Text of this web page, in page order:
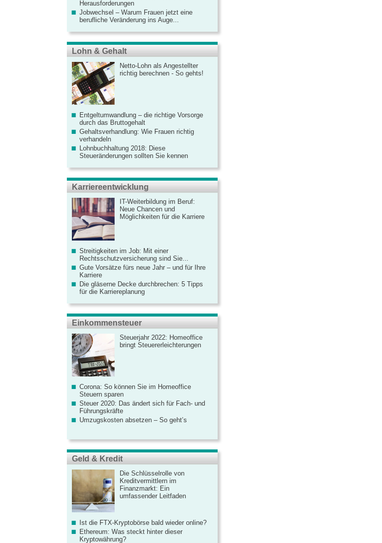
Herausforderungen
Jobwechsel – Warum Frauen jetzt eine
berufliche Veränderung ins Auge...
Lohn & Gehalt
Netto-Lohn als Angestellter
richtig berechnen - So gehts!
Entgeltumwandlung – die richtige Vorsorge
durch das Bruttogehalt
Gehaltsverhandlung: Wie Frauen richtig
verhandeln
Lohnbuchhaltung 2018: Diese
Steueränderungen sollten Sie kennen
Karriereentwicklung
IT-Weiterbildung im Beruf:
Neue Chancen und
Möglichkeiten für die Karriere
Streitigkeiten im Job: Mit einer
Rechtsschutzversicherung sind Sie...
Gute Vorsätze fürs neue Jahr – und für Ihre
Karriere
Die gläserne Decke durchbrechen: 5 Tipps
für die Karriereplanung
Einkommensteuer
Steuerjahr 2022: Homeoffice
bringt Steuererleichterungen
Corona: So können Sie im Homeoffice
Steuern sparen
Steuer 2020: Das ändert sich für Fach- und
Führungskräfte
Umzugskosten absetzen – So geht’s
Geld & Kredit
Die Schlüsselrolle von
Kreditvermittlern im
Finanzmarkt: Ein
umfassender Leitfaden
Ist die FTX-Kryptobörse bald wieder online?
Ethereum: Was steckt hinter dieser
Kryptowährung?